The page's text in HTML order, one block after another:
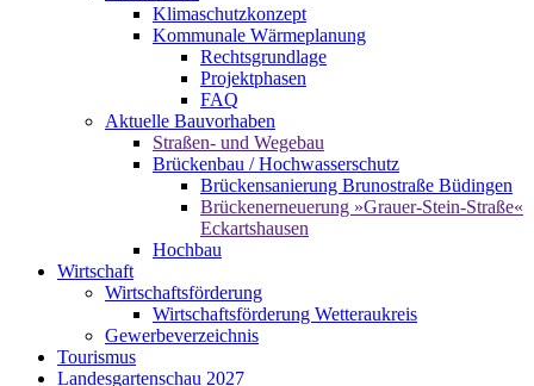
Klimaschutzkonzept
Kommunale Wärmeplanung
Rechtsgrundlage
Projektphasen
FAQ
Aktuelle Bauvorhaben
Straßen- und Wegebau
Brückenbau / Hochwasserschutz
Brückensanierung Brunostraße Büdingen
Brückenerneuerung »Grauer-Stein-Straße«
Eckartshausen
Hochbau
Wirtschaft
Wirtschaftsförderung
Wirtschaftsförderung Wetteraukreis
Gewerbeverzeichnis
Tourismus
Landesgartenschau 2027